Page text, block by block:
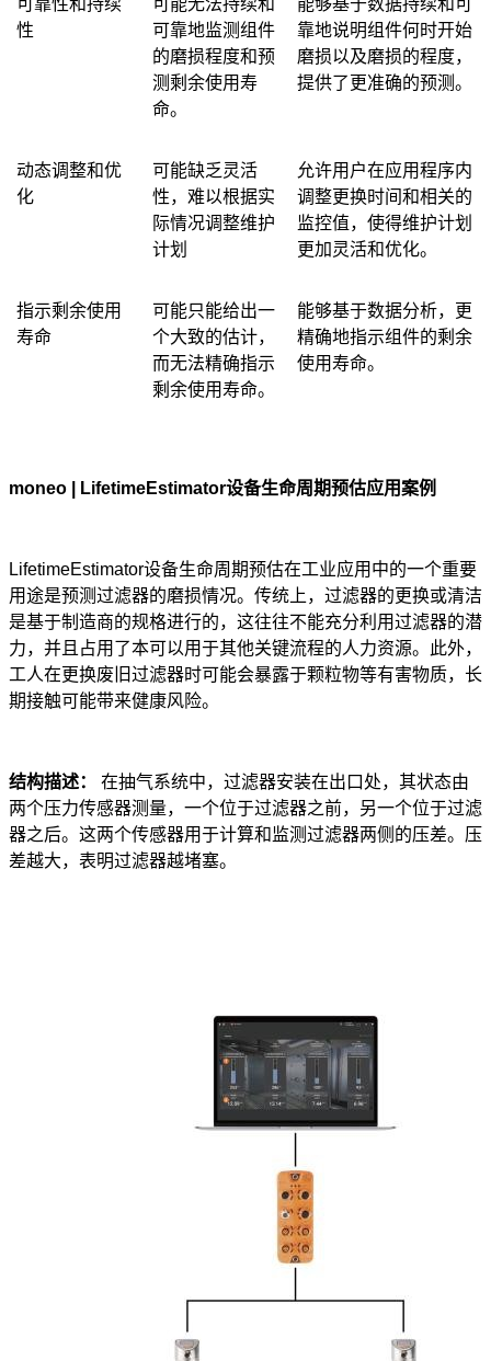
可靠性和持续
性
可能无法持续和
可靠地监测组件
的磨损程度和预
测剩余使用寿
命。
能够基于数据持续和可
靠地说明组件何时开始
磨损以及磨损的程度，
提供了更准确的预测。
动态调整和优
化
可能缺乏灵活
性，难以根据实
际情况调整维护
计划
允许用户在应用程序内
调整更换时间和相关的
监控值，使得维护计划
更加灵活和优化。
指示剩余使用
寿命
可能只能给出一
个大致的估计，
而无法精确指示
剩余使用寿命。
能够基于数据分析，更
精确地指示组件的剩余
使用寿命。
moneo | LifetimeEstimator设备生命周期预估应用案例
LifetimeEstimator设备生命周期预估在工业应用中的一个重要
用途是预测过滤器的磨损情况。传统上，过滤器的更换或清洁
是基于制造商的规格进行的，这往往不能充分利用过滤器的潜
力，并且占用了本可以用于其他关键流程的人力资源。此外，
工人在更换废旧过滤器时可能会暴露于颗粒物等有害物质，长
期接触可能带来健康风险。
结构描述：
在抽气系统中，过滤器安装在出口处，其状态由
两个压力传感器测量，一个位于过滤器之前，另一个位于过滤
器之后。这两个传感器用于计算和监测过滤器两侧的压差。压
差越大，表明过滤器越堵塞。